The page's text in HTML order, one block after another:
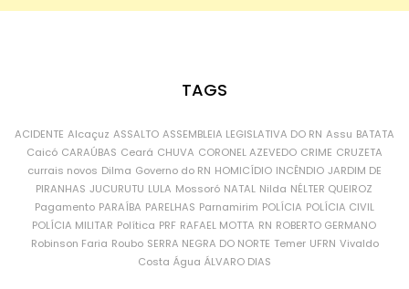
TAGS
ACIDENTE Alcaçuz ASSALTO ASSEMBLEIA LEGISLATIVA DO RN Assu BATATA
Caicó CARAÚBAS Ceará CHUVA CORONEL AZEVEDO CRIME CRUZETA
currais novos Dilma Governo do RN HOMICÍDIO INCÊNDIO JARDIM DE
PIRANHAS JUCURUTU LULA Mossoró NATAL Nilda NÉLTER QUEIROZ
Pagamento PARAÍBA PARELHAS Parnamirim POLÍCIA POLÍCIA CIVIL
POLÍCIA MILITAR Política PRF RAFAEL MOTTA RN ROBERTO GERMANO
Robinson Faria Roubo SERRA NEGRA DO NORTE Temer UFRN Vivaldo
Costa Água ÁLVARO DIAS